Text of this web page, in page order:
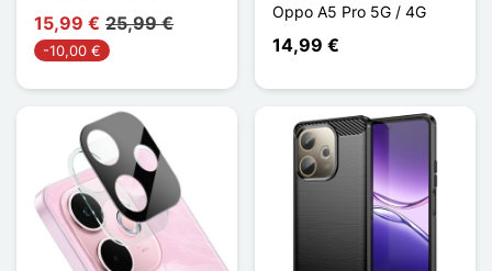
15,99 € 25,99 €
-10,00 €
Oppo A5 Pro 5G / 4G
14,99 €